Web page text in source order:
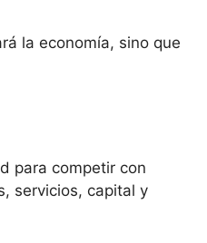
la economía, sino que
para competir con
servicios, capital y